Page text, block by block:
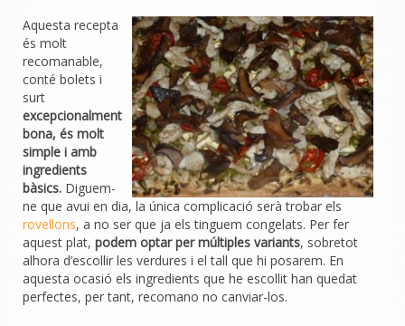
Aquesta recepta
és molt
recomanable,
conté bolets i
surt
excepcionalment
bona, és molt
simple i amb
ingredients
bàsics. Diguem-
ne que avui en dia, la única complicació serà trobar els
rovellons, a no ser que ja els tinguem congelats. Per fer
aquest plat, podem optar per múltiples variants, sobretot
alhora d’escollir les verdures i el tall que hi posarem. En
aquesta ocasió els ingredients que he escollit han quedat
perfectes, per tant, recomano no canviar-los.